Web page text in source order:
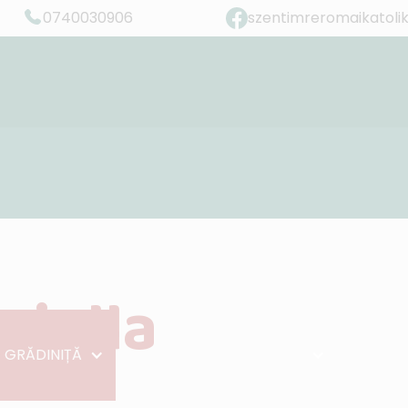
0740030906
GRĂDINIȚĂ EVENIMENTE